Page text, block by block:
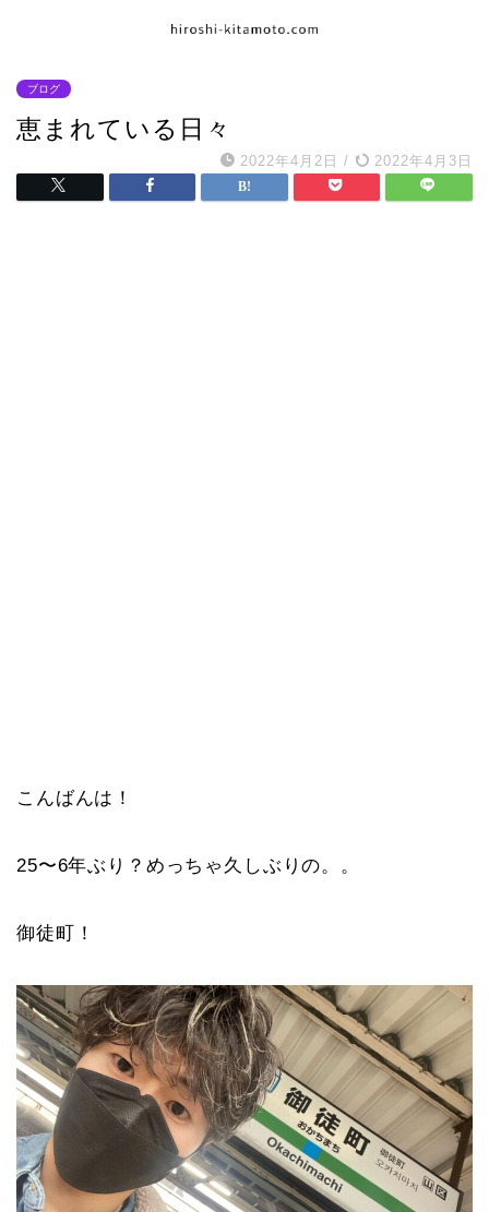
ブログ
恵まれている日々
2022年4月2日 / 2022年4月3日
こんばんは！
25〜6年ぶり？めっちゃ久しぶりの。。
御徒町！